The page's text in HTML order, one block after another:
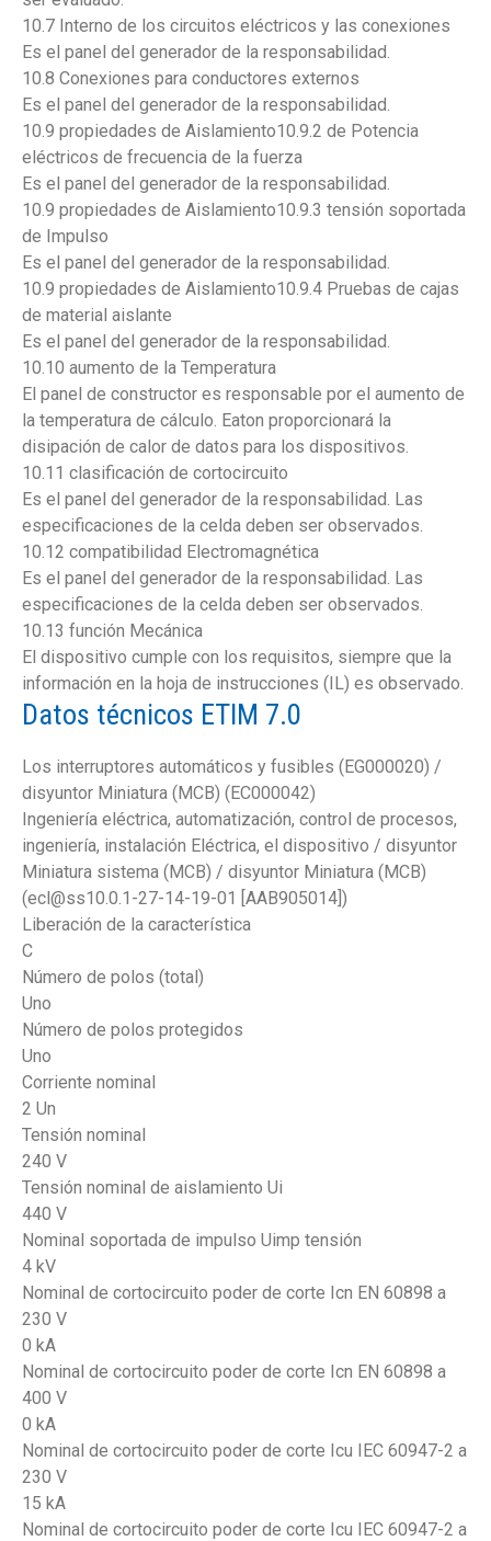
10.7 Interno de los circuitos eléctricos y las conexiones
Es el panel del generador de la responsabilidad.
10.8 Conexiones para conductores externos
Es el panel del generador de la responsabilidad.
10.9 propiedades de Aislamiento10.9.2 de Potencia
eléctricos de frecuencia de la fuerza
Es el panel del generador de la responsabilidad.
10.9 propiedades de Aislamiento10.9.3 tensión soportada
de Impulso
Es el panel del generador de la responsabilidad.
10.9 propiedades de Aislamiento10.9.4 Pruebas de cajas
de material aislante
Es el panel del generador de la responsabilidad.
10.10 aumento de la Temperatura
El panel de constructor es responsable por el aumento de
la temperatura de cálculo. Eaton proporcionará la
disipación de calor de datos para los dispositivos.
10.11 clasificación de cortocircuito
Es el panel del generador de la responsabilidad. Las
especificaciones de la celda deben ser observados.
10.12 compatibilidad Electromagnética
Es el panel del generador de la responsabilidad. Las
especificaciones de la celda deben ser observados.
10.13 función Mecánica
El dispositivo cumple con los requisitos, siempre que la
información en la hoja de instrucciones (IL) es observado.
Datos técnicos ETIM 7.0
Los interruptores automáticos y fusibles (EG000020) /
disyuntor Miniatura (MCB) (EC000042)
Ingeniería eléctrica, automatización, control de procesos,
ingeniería, instalación Eléctrica, el dispositivo / disyuntor
Miniatura sistema (MCB) / disyuntor Miniatura (MCB)
(ecl@ss10.0.1-27-14-19-01 [AAB905014])
Liberación de la característica
C
Número de polos (total)
Uno
Número de polos protegidos
Uno
Corriente nominal
2 Un
Tensión nominal
240 V
Tensión nominal de aislamiento Ui
440 V
Nominal soportada de impulso Uimp tensión
4 kV
Nominal de cortocircuito poder de corte Icn EN 60898 a
230 V
0 kA
Nominal de cortocircuito poder de corte Icn EN 60898 a
400 V
0 kA
Nominal de cortocircuito poder de corte Icu IEC 60947-2 a
230 V
15 kA
Nominal de cortocircuito poder de corte Icu IEC 60947-2 a